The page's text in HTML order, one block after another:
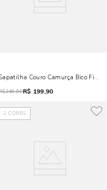
Bico Fino
Couro Camurça Bico Fino
249,90R$ 199,90
2 CORES